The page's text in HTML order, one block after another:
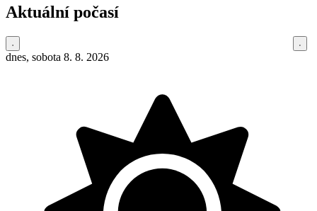
Aktuální počasí
dnes, sobota 8. 8. 2026